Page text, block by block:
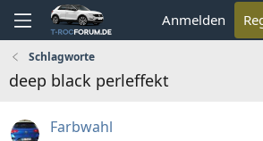
Anmelden
Schlagworte
deep black perleffekt
Farbwahl